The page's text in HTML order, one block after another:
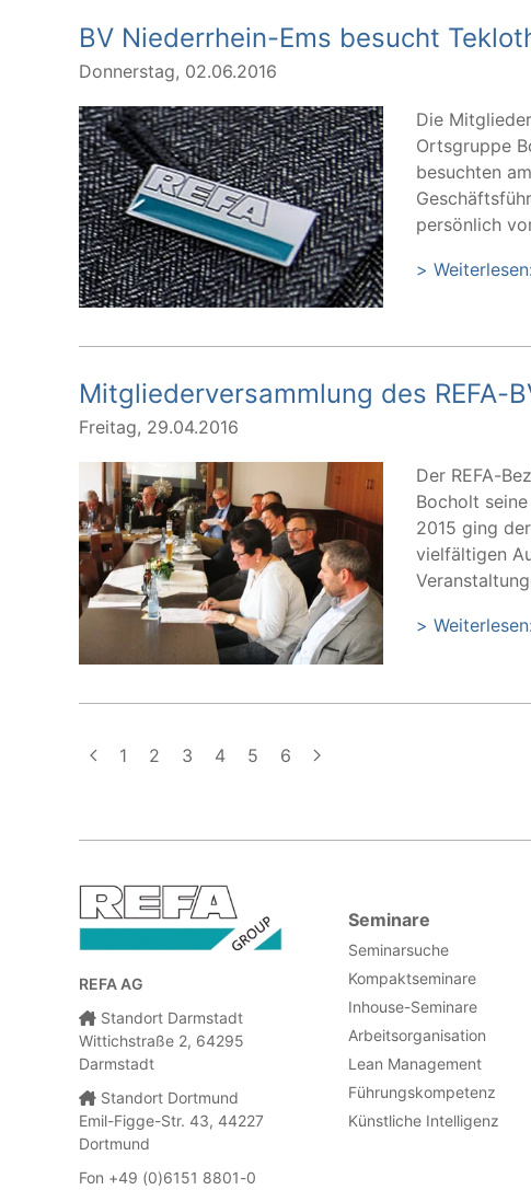
BV Niederrhein-Ems besucht
Donnerstag, 02.06.2016
Die
Ortsgruppe
besuchten
persönlich
>
Mitgliederversammlung des REFA-
Freitag, 29.04.2016
Der REFA-
Bocholt
2015 ging
vielfältigen
>
1 2 3 4 5 6
REFA AG
Standort Darmstadt
Wittichstraße 2, 64295
Darmstadt
Standort Dortmund
Emil-Figge-Str. 43, 44227
Dortmund
Fon +49 (0)6151 8801-0
Seminare
Seminarsuche
Kompaktseminare
Inhouse-Seminare
Arbeitsorganisation
Lean Management
Führungskompetenz
Künstliche Intelligenz